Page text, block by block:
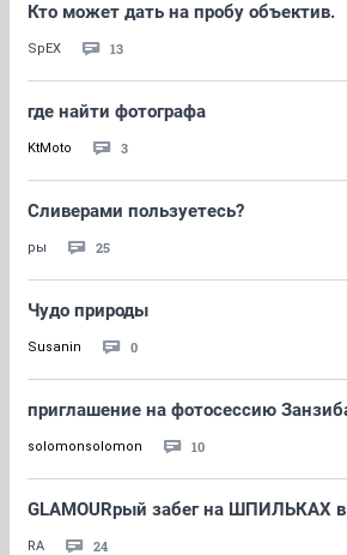
Кто может дать на пробу объектив.
SpEX 13
где найти фотографа
KtMoto 3
Сливерами пользуетесь?
ры 25
Чудо природы
Susanin 0
приглашение на фотосессию
solomonsolomon 10
GLAMOURрый забег на ШПИЛЬКАХ
RA 24